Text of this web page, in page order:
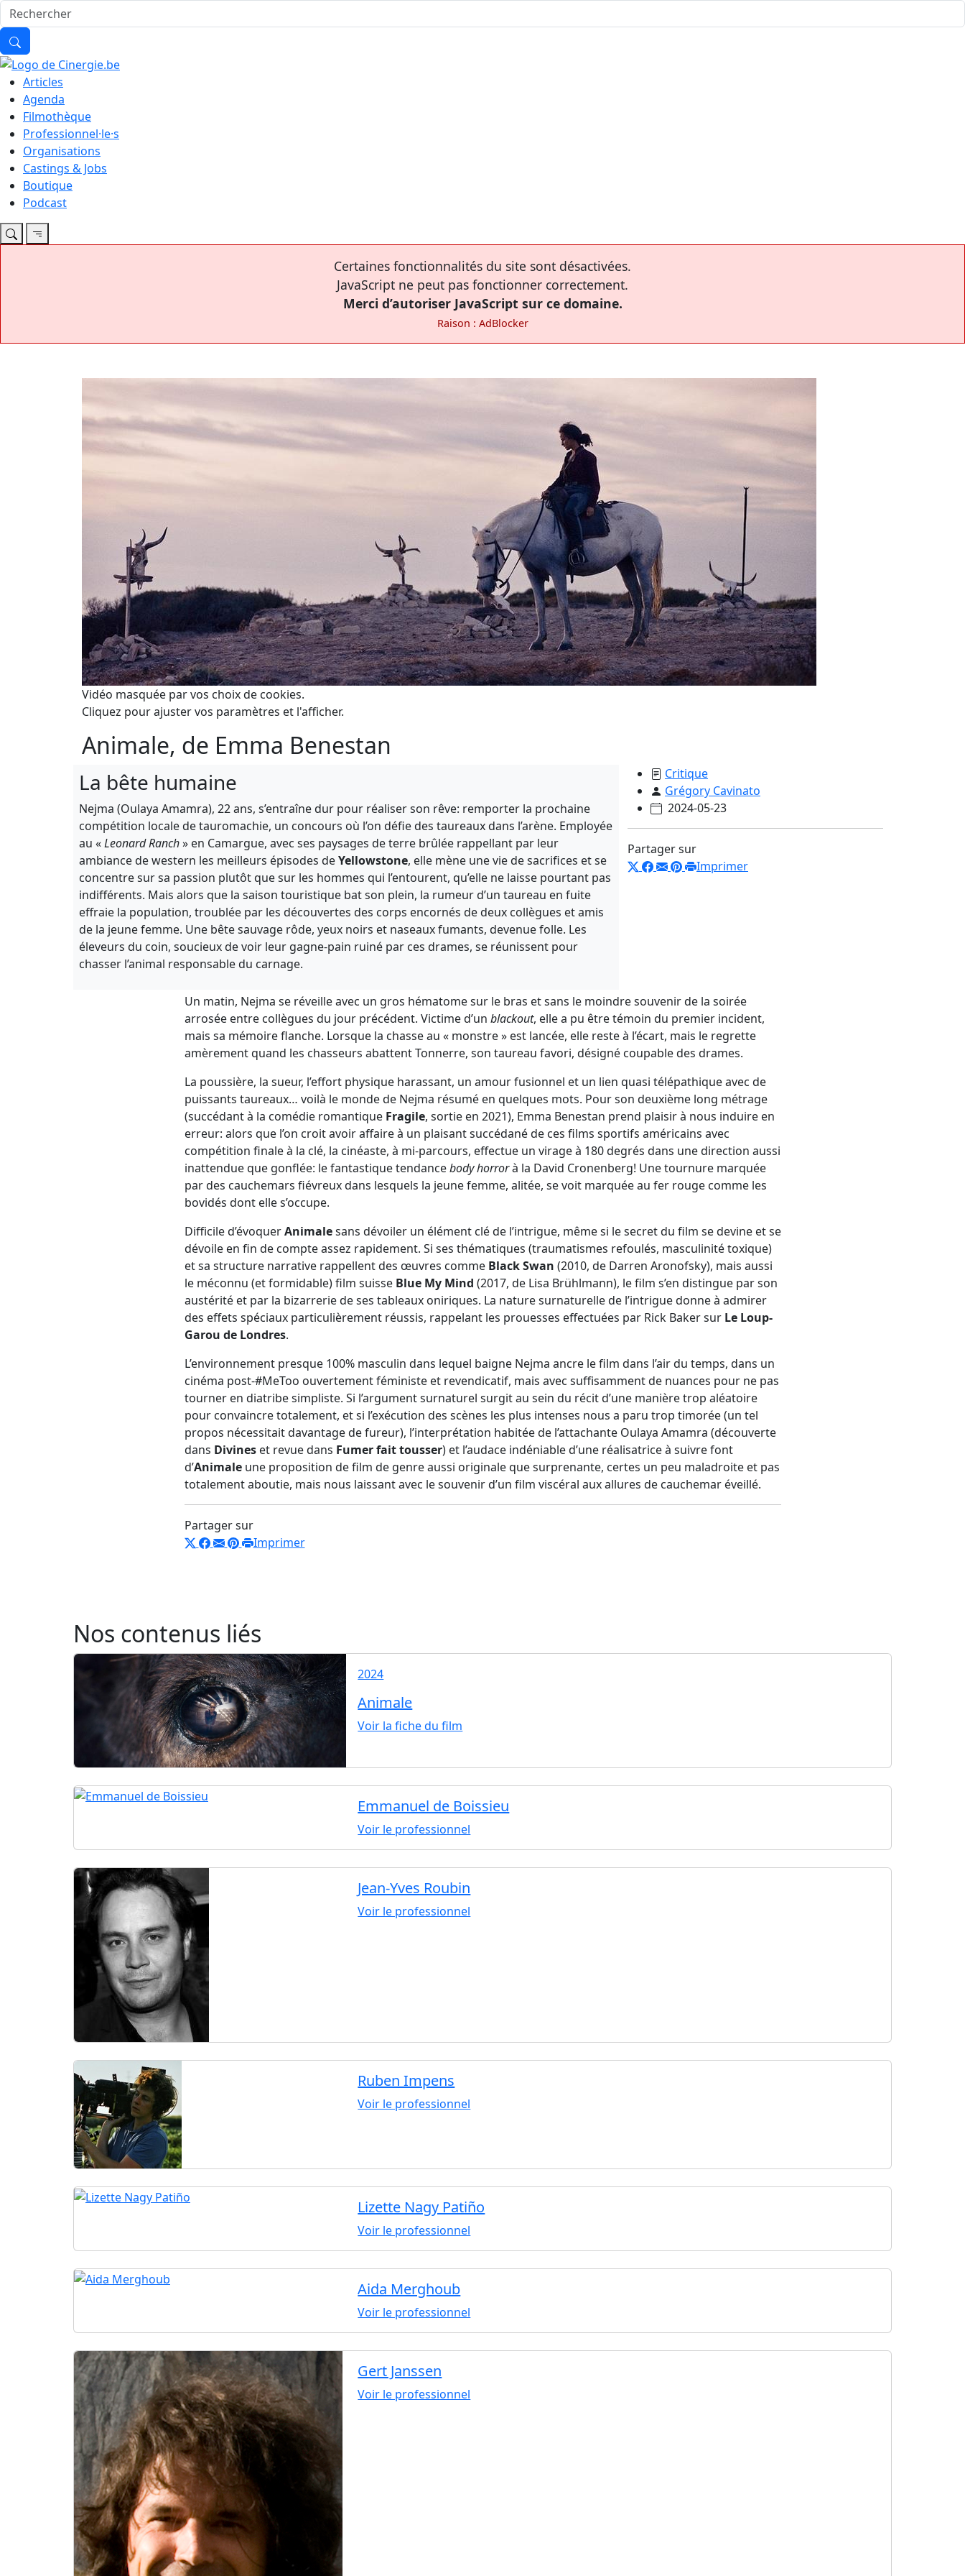
Articles
Agenda
Filmothèque
Professionnel·le·s
Organisations
Castings & Jobs
Boutique
Podcast
Certaines fonctionnalités du site sont désactivées.
JavaScript ne peut pas fonctionner correctement.
Merci d’autoriser JavaScript sur ce domaine.
Raison : AdBlocker
Vidéo masquée par vos choix de cookies.
Cliquez pour ajuster vos paramètres et l'afficher.
Animale, de Emma Benestan
La bête humaine
Nejma (Oulaya Amamra), 22 ans, s’entraîne dur pour réaliser son rêve: remporter la prochaine
compétition locale de tauromachie, un concours où l’on défie des taureaux dans l’arène. Employée
au «Leonard Ranch» en Camargue, avec ses paysages de terre brûlée rappellant par leur
ambiance de western les meilleurs épisodes deYellowstone, elle mène une vie de sacrifices et se
concentre sur sa passion plutôt que sur les hommes qui l’entourent, qu’elle ne laisse pourtant pas
indifférents. Mais alors que la saison touristique bat son plein, la rumeur d’un taureau en fuite
effraie la population, troublée par les découvertes des corps encornés de deux collègues et amis
de la jeune femme. Une bête sauvage rôde, yeux noirs et naseaux fumants, devenue folle. Les
éleveurs du coin, soucieux de voir leur gagne-pain ruiné par ces drames, se réunissent pour
chasser l’animal responsable du carnage.
Critique
Grégory Cavinato
2024-05-23
Partager sur
Imprimer
Un matin, Nejma se réveille avec un gros hématome sur le bras et sans le moindre souvenir de la soirée
arrosée entre collègues du jour précédent. Victime d’un blackout, elle a pu être témoin du premier incident,
mais sa mémoire flanche. Lorsque la chasse au « monstre » est lancée, elle reste à l’écart, mais le regrette
amèrement quand les chasseurs abattent Tonnerre, son taureau favori, désigné coupable des drames.
La poussière, la sueur, l’effort physique harassant, un amour fusionnel et un lien quasi télépathique avec de
puissants taureaux… voilà le monde de Nejma résumé en quelques mots. Pour son deuxième long métrage
(succédant à la comédie romantique Fragile, sortie en 2021), Emma Benestan prend plaisir à nous induire en
erreur: alors que l’on croit avoir affaire à un plaisant succédané de ces films sportifs américains avec
compétition finale à la clé, la cinéaste, à mi-parcours, effectue un virage à 180 degrés dans une direction aussi
inattendue que gonflée: le fantastique tendancebody horrorà la David Cronenberg! Une tournure marquée
par des cauchemars fiévreux dans lesquels la jeune femme, alitée, se voit marquée au fer rouge comme les
bovidés dont elle s’occupe.
Difficile d’évoquerAnimalesans dévoiler un élément clé de l’intrigue, même si le secret du film se devine et se
dévoile en fin de compte assez rapidement. Si ses thématiques (traumatismes refoulés, masculinité toxique)
et sa structure narrative rappellent des œuvres comme Black Swan (2010, de Darren Aronofsky), mais aussi
le méconnu (et formidable) film suisse Blue My Mind (2017, de Lisa Brühlmann), le film s’en distingue par son
austérité et par la bizarrerie de ses tableaux oniriques. La nature surnaturelle de l’intrigue donne à admirer
des effets spéciaux particulièrement réussis, rappelant les prouesses effectuées par Rick Baker sur Le Loup-
Garou de Londres.
L’environnement presque 100% masculin dans lequel baigne Nejma ancre le film dans l’air du temps, dans un
cinéma post-#MeToo ouvertement féministe et revendicatif, mais avec suffisamment de nuances pour ne pas
tourner en diatribe simpliste. Si l’argument surnaturel surgit au sein du récit d’une manière trop aléatoire
pour convaincre totalement, et si l’exécution des scènes les plus intenses nous a paru trop timorée (un tel
propos nécessitait davantage de fureur), l’interprétation habitée de l’attachante Oulaya Amamra (découverte
dans Divines et revue dans Fumer fait tousser) et l’audace indéniable d’une réalisatrice à suivre font
d’Animaleune proposition de film de genre aussi originale que surprenante, certes un peu maladroite et pas
totalement aboutie, mais nous laissant avec le souvenir d’un film viscéral aux allures de cauchemar éveillé.
Partager sur
Imprimer
Nos contenus liés
2024
Animale
Voir la fiche du film
Emmanuel de Boissieu
Voir le professionnel
Jean-Yves Roubin
Voir le professionnel
Ruben Impens
Voir le professionnel
Lizette Nagy Patiño
Voir le professionnel
Aida Merghoub
Voir le professionnel
Gert Janssen
Voir le professionnel